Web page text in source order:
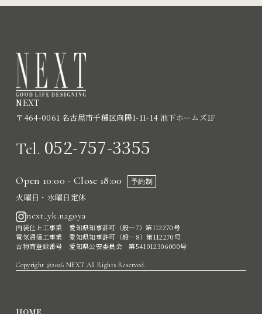
NEXT
〒464-0061 名古屋市千種区向陽1-11-14 池下ホームズ1F
Tel. 052-757-3355
Open 10:00 - Close 18:00 予約制
火曜日・水曜日定休
next_yk.nagoya
内装仕上工事業 愛知県知事許可（般―7）第112270号
電気通信工事業 愛知県知事許可（般―8）第112270号
古物商登録番号 愛知県公安委員会 第541012306000号
Copyright ©2026 NEXT All Rights Reserved.
HOME